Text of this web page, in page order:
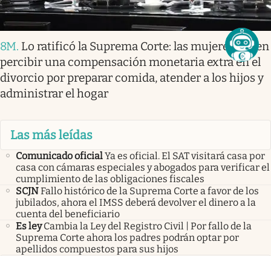
8M. Lo ratificó la Suprema Corte: las mujeres deben
percibir una compensación monetaria extra en el
divorcio por preparar comida, atender a los hijos y
administrar el hogar
Las más leídas
Comunicado oficialYa es oficial. El SAT visitará casa por
casa con cámaras especiales y abogados para verificar el
cumplimiento de las obligaciones fiscales
SCJNFallo histórico de la Suprema Corte a favor de los
jubilados, ahora el IMSS deberá devolver el dinero a la
cuenta del beneficiario
Es ley Cambia la Ley del Registro Civil | Por fallo de la
Suprema Corte ahora los padres podrán optar por
apellidos compuestos para sus hijos